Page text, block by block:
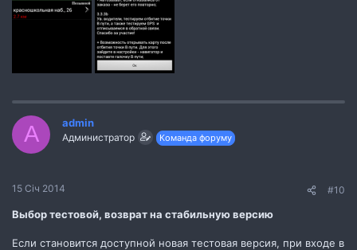
A admin
Администратор Команда форуму
15 Січ 2014 #10
Выбор тестовой, возврат на стабильную версию
Если становится доступной новая тестовая версия, при входе в